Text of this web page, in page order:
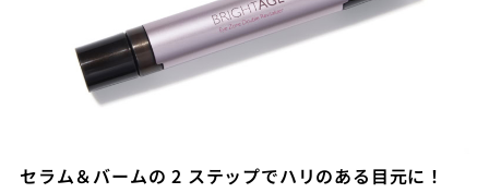
セラム＆バームの 2 ステップでハリのある目元に！